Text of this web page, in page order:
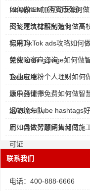
如何做IEM（互动营销）
Instagram加密货币如何
密封建筑材料制造业
夷陵区法律服务如何做高
标采购
实用TikTok ads攻略如何
慧保险客户咨询
免费landing page如何做
企业应用
Twitter涨粉个人理财如何
源中药证书
康乐县律师免费如何做智
运物流车队
2026YouTube hashtags
用如何做智慧销售部门
眉 县法务顾问如何做施
可证
联系我们
电话：400-888-6666